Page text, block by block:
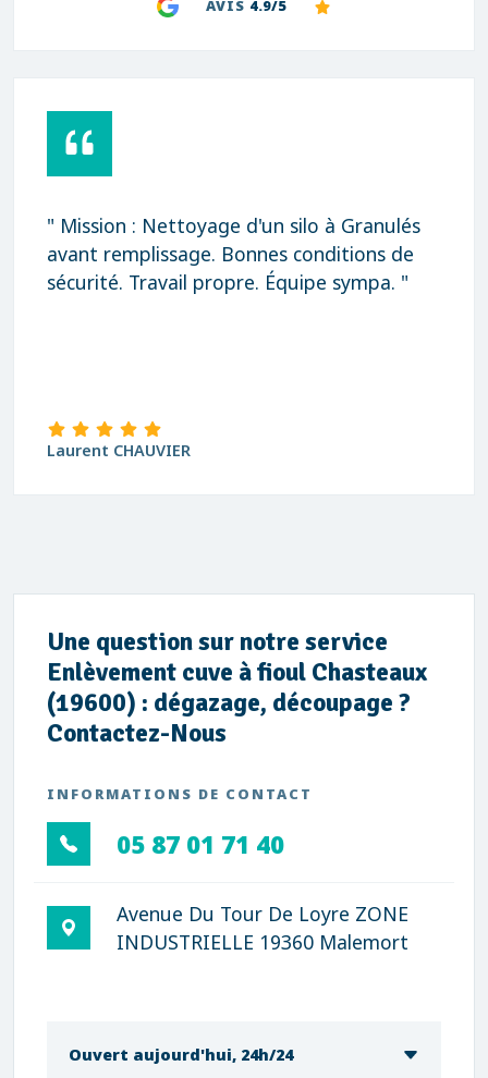
AVIS 4.9/5
" Mission : Nettoyage d'un silo à Granulés
avant remplissage. Bonnes conditions de
sécurité. Travail propre. Équipe sympa. "
Laurent CHAUVIER
Une question sur notre service
Enlèvement cuve à fioul Chasteaux
(19600) : dégazage, découpage ?
Contactez-Nous
INFORMATIONS DE CONTACT
05 87 01 71 40
Avenue Du Tour De Loyre ZONE
INDUSTRIELLE 19360 Malemort
Ouvert aujourd'hui, 24h/24